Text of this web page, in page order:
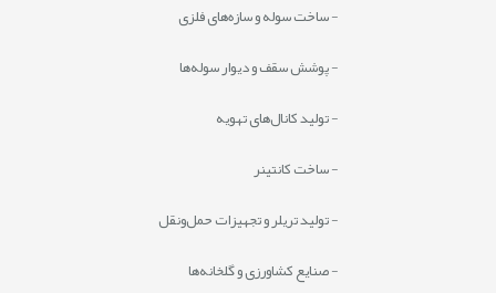
- ساخت سوله و سازه‌های فلزی
- پوشش سقف و دیوار سوله‌ها
- تولید کانال‌های تهویه
- ساخت کانتینر
- تولید تریلر و تجهیزات حمل‌ونقل
- صنایع کشاورزی و گلخانه‌ها